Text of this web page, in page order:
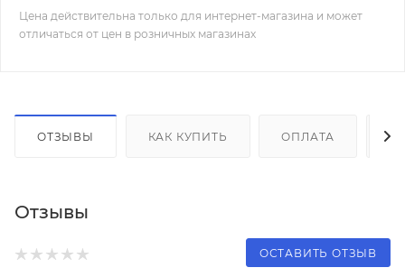
Цена действительна только для интернет-магазина и может
отличаться от цен в розничных магазинах
ОТЗЫВЫ КАК КУПИТЬ ОПЛАТА
Отзывы
ОСТАВИТЬ ОТЗЫВ